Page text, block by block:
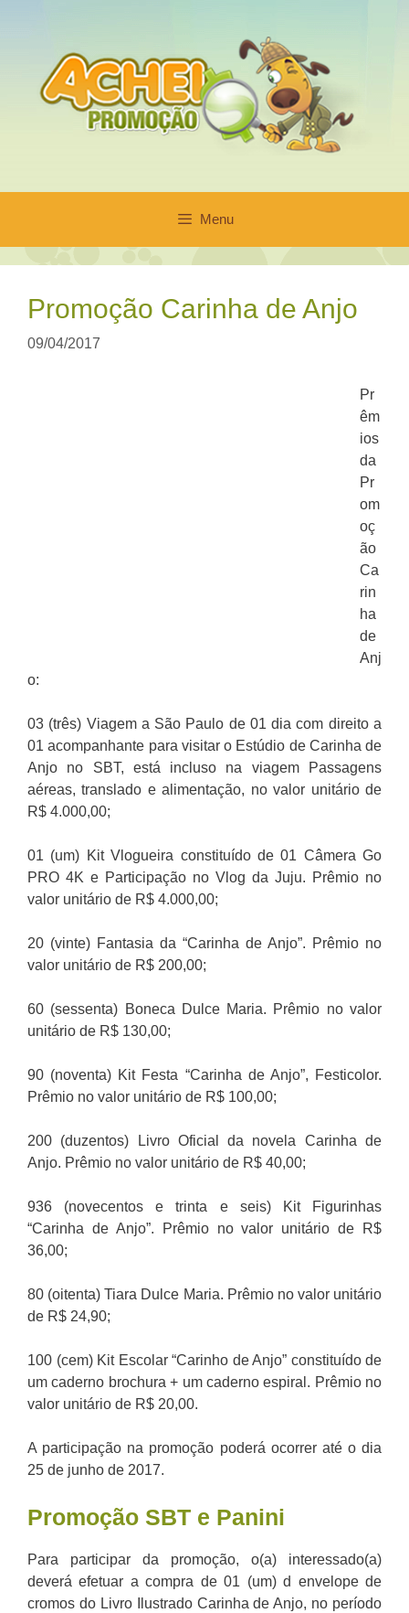
conteúdo
Menu
Promoção Carinha de Anjo
09/04/2017
Pr
êm
ios
da
Pr
om
oç
ão
Ca
rin
ha
de
Anj
o:
03 (três) Viagem a São Paulo de 01 dia com direito a
01 acompanhante para visitar o Estúdio de Carinha de
Anjo no SBT, está incluso na viagem Passagens
aéreas, translado e alimentação, no valor unitário de
R$ 4.000,00;
01 (um) Kit Vlogueira constituído de 01 Câmera Go
PRO 4K e Participação no Vlog da Juju. Prêmio no
valor unitário de R$ 4.000,00;
20 (vinte) Fantasia da “Carinha de Anjo”. Prêmio no
valor unitário de R$ 200,00;
60 (sessenta) Boneca Dulce Maria. Prêmio no valor
unitário de R$ 130,00;
90 (noventa) Kit Festa “Carinha de Anjo”, Festicolor.
Prêmio no valor unitário de R$ 100,00;
200 (duzentos) Livro Oficial da novela Carinha de
Anjo. Prêmio no valor unitário de R$ 40,00;
936 (novecentos e trinta e seis) Kit Figurinhas
“Carinha de Anjo”. Prêmio no valor unitário de R$
36,00;
80 (oitenta) Tiara Dulce Maria. Prêmio no valor unitário
de R$ 24,90;
100 (cem) Kit Escolar “Carinho de Anjo” constituído de
um caderno brochura + um caderno espiral. Prêmio no
valor unitário de R$ 20,00.
A participação na promoção poderá ocorrer até o dia
25 de junho de 2017.
Promoção SBT e Panini
Para participar da promoção, o(a) interessado(a)
deverá efetuar a compra de 01 (um) d envelope de
cromos do Livro Ilustrado Carinha de Anjo, no período